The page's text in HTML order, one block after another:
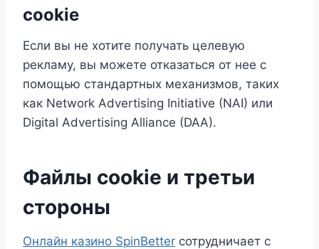
cookie
Если вы не хотите получать целевую
рекламу, вы можете отказаться от нее с
помощью стандартных механизмов, таких
как Network Advertising Initiative (NAI) или
Digital Advertising Alliance (DAA).
Файлы cookie и третьи
стороны
Онлайн казино SpinBetter сотрудничает с